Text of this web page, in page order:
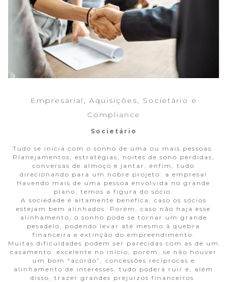
Empresarial, Aquisições, Societário e
Compliance
Societário
Tudo se inicia com o sonho de uma ou mais pessoas.
Planejamentos, estratégias, noites de sono perdidas,
conversas de almoço e jantar, enfim, tudo
direcionando para um nobre projeto: a empresa!
Havendo mais de uma pessoa envolvida no grande
plano, temos a figura do sócio.
A sociedade é altamente benéfica, caso os sócios
estejam bem alinhados. Porém, caso não haja esse
alinhamento, o sonho pode se tornar um grande
pesadelo, podendo levar até mesmo à quebra
financeira e extinção do empreendimento.
Muitas dificuldades podem ser parecidas com as de um
casamento: excelente no início, porém, se não houver
um bom “acordo”, concessões recíprocas e
alinhamento de interesses, tudo poderá ruir e, além
disso, trazer grandes prejuízos financeiros.